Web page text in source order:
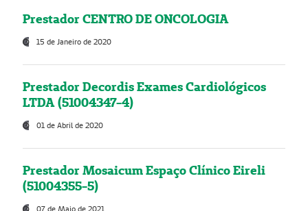
Prestador CENTRO DE ONCOLOGIA
15 de Janeiro de 2020
Prestador Decordis Exames Cardiológicos
LTDA (51004347-4)
01 de Abril de 2020
Prestador Mosaicum Espaço Clínico Eireli
(51004355-5)
07 de Maio de 2021